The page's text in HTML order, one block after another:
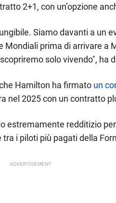
2+1, con un’opzione
Siamo davanti a un
prima di arrivare a
solo vivendo", ha
Hamilton ha firmato un
nel 2025 con un contratto
estremamente redditizio
i piloti più pagati della
ADVERTISEMENT